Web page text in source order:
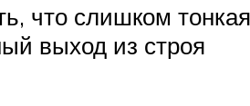
что слишком
выход из строя